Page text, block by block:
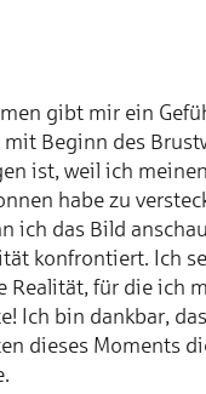
gibt mir ein
Beginn des
ist, weil ich
habe zu
ich das Bild
konfrontiert. Ich
Realität, für die ich
Ich bin dankbar,
dieses Moments